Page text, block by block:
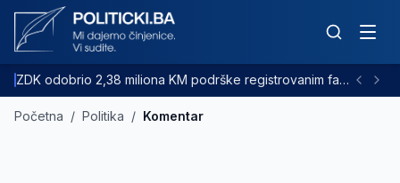
ZDK odobrio 2,38 miliona KM podrške registrovanim farmama goveda
Početna / Politika / Komentar